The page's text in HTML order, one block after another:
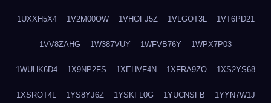
1UXXH5X4 1V2M00OW 1VHOFJ5Z 1VLGOT3L 1VT6PD21
1VV8ZAHG 1W387VUY 1WFVB76Y 1WPX7P03
1WUHK6D4 1X9NP2FS 1XEHVF4N 1XFRA9ZO 1XS2YS68
1XSROT4L 1YS8YJ6Z 1YSKFL0G 1YUCNSFB 1YYN7W1J